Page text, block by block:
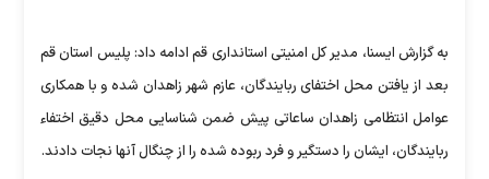
به گزارش ایسنا، مدیر کل امنیتی استانداری قم ادامه داد: پلیس استان قم
بعد از یافتن محل اختفای ربایندگان، عازم شهر زاهدان شده و با همکاری
عوامل انتظامی زاهدان ساعاتی پیش ضمن شناسایی محل دقیق اختفاء
ربایندگان، ایشان را دستگیر و فرد ربوده شده را از چنگال آنها نجات دادند.